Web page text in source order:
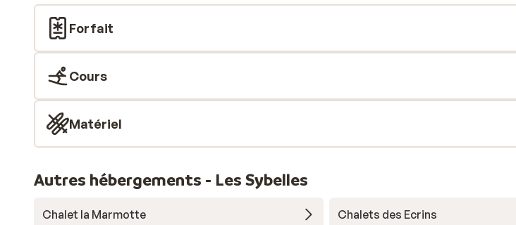
Forfait
Cours
Matériel
Autres hébergements - Les Sybelles
Chalet la Marmotte Chalets des Ecrins